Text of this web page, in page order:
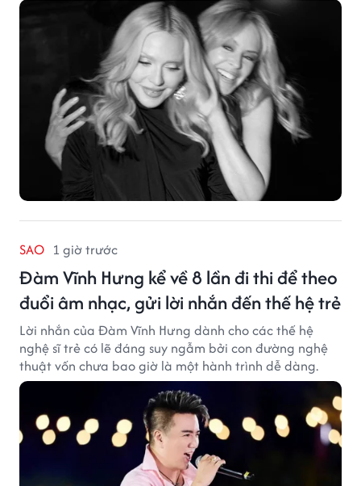
SAO 1 giờ trước
Đàm Vĩnh Hưng kể về 8 lần đi thi để theo
đuổi âm nhạc, gửi lời nhắn đến thế hệ trẻ
Lời nhắn của Đàm Vĩnh Hưng dành cho các thế hệ
nghệ sĩ trẻ có lẽ đáng suy ngẫm bởi con đường nghệ
thuật vốn chưa bao giờ là một hành trình dễ dàng.